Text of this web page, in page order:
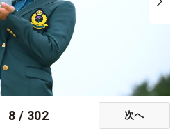
8 / 302 次へ